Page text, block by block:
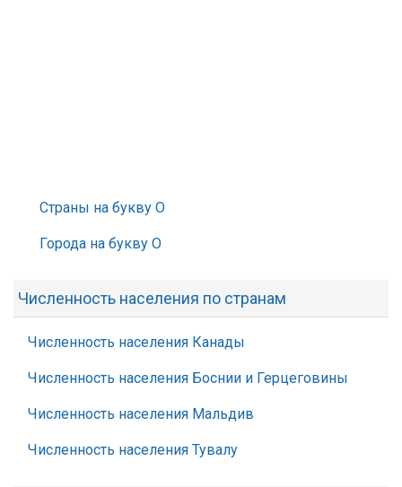
Страны на букву О
Города на букву О
Численность населения по странам
Численность населения Канады
Численность населения Боснии и Герцеговины
Численность населения Мальдив
Численность населения Тувалу